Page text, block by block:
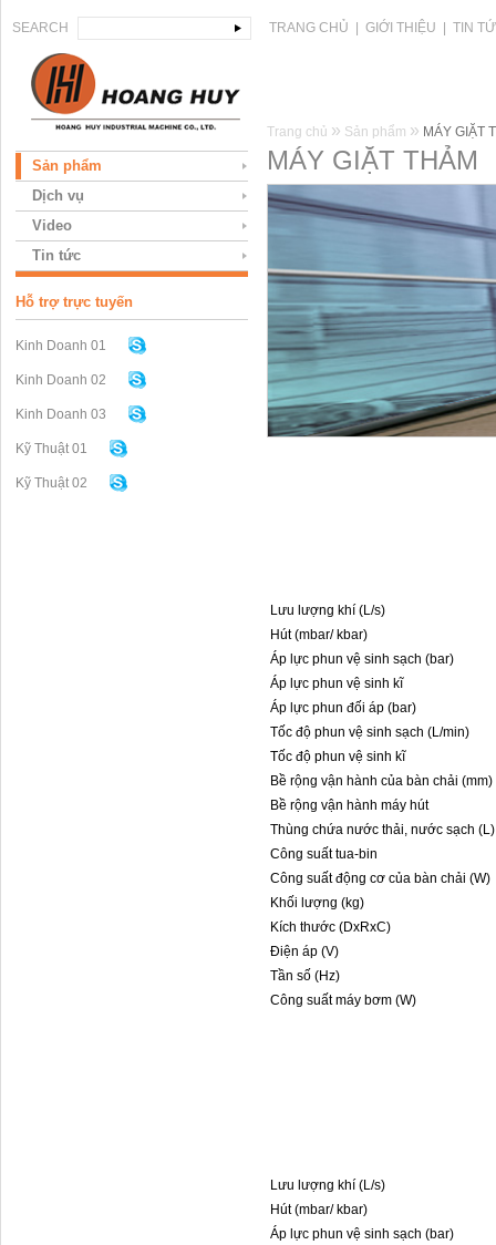
SEARCH TRANG CHỦ GIỚI THIỆU TIN
Trang chủ » Sản phẩm » MÁY GIẶT
MÁY GIẶT THẢM
Sản phẩm
Dịch vụ
Video
Tin tức
Hỗ trợ trực tuyến
Kinh Doanh 01
Kinh Doanh 02
Kinh Doanh 03
Kỹ Thuật 01
Kỹ Thuật 02
Lưu lượng khí (L/s)
Hút (mbar/ kbar)
Áp lực phun vệ sinh sạch (bar)
Áp lực phun vệ sinh kĩ
Áp lực phun đối áp (bar)
Tốc độ phun vệ sinh sạch (L/min)
Tốc độ phun vệ sinh kĩ
Bề rộng vận hành của bàn chải (mm)
Bề rộng vận hành máy hút
Thùng chứa nước thải, nước sạch (L)
Công suất tua-bin
Công suất động cơ của bàn chải (W)
Khối lượng (kg)
Kích thước (DxRxC)
Điện áp (V)
Tần số (Hz)
Công suất máy bơm (W)
Lưu lượng khí (L/s)
Hút (mbar/ kbar)
Áp lực phun vệ sinh sạch (bar)